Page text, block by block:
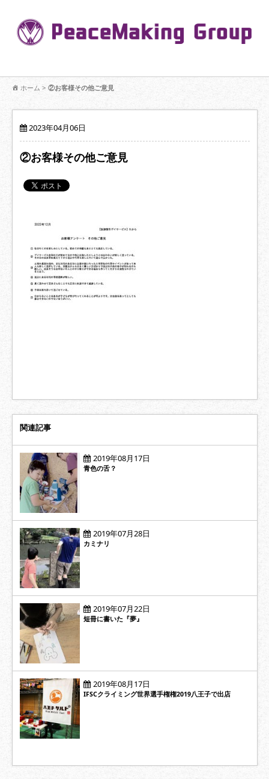
【公式】PeaceMaking Groupはお客様には一対一で向き合い、ご家族
を意図したコミュニケーションを大切にし【家族の絆】に寄り添いま
ホーム > ②お客様その他ご意見
2023年04月06日
②お客様その他ご意見
関連記事
2019年08月17日
青色の舌？
2019年07月28日
カミナリ
2019年07月22日
短冊に書いた『夢』
2019年08月17日
IFSCクライミング世界選手権権2019八王子で出店